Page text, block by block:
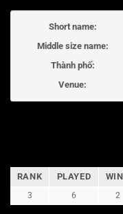
Short name:
Middle size name:
Thành phố:
Venue:
RANK PLAYED
3 6 2